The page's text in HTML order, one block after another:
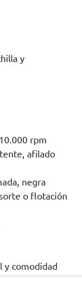
y
rpm
afilado
negra
o flotación
y comodidad